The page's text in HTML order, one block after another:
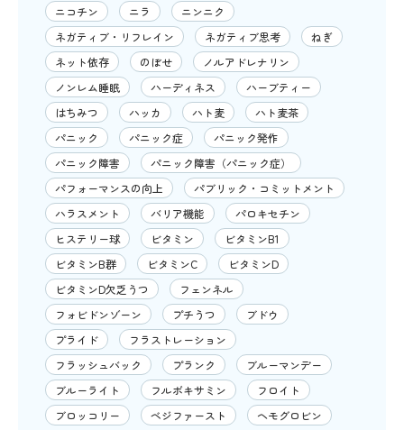
ニコチン
ニラ
ニンニク
ネガティブ・リフレイン
ネガティブ思考
ねぎ
ネット依存
のぼせ
ノルアドレナリン
ノンレム睡眠
ハーディネス
ハーブティー
はちみつ
ハッカ ハト麦
ハト麦茶
パニック
パニック症
パニック発作
パニック障害
パニック障害（パニック症）
パフォーマンスの向上
パブリック・コミットメント
ハラスメント
バリア機能
パロキセチン
ヒステリー球
ビタミン
ビタミンB1
ビタミンB群
ビタミンC
ビタミンD
ビタミンD欠乏うつ
フェンネル
フォビドンゾーン
プチうつ
ブドウ
プライド
フラストレーション
フラッシュバック
プランク
ブルーマンデー
ブルーライト
フルボキサミン
フロイト
ブロッコリー
ベジファースト
ヘモグロビン